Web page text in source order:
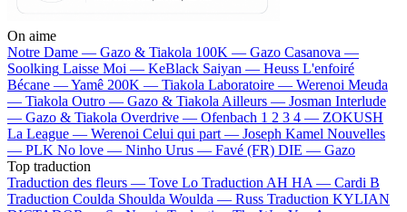
On aime
Notre Dame — Gazo & Tiakola 100K — Gazo Casanova —
Soolking Laisse Moi — KeBlack Saiyan — Heuss L'enfoiré
Bécane —Yamê 200K — Tiakola Laboratoire — Werenoi Meuda
— Tiakola Outro — Gazo & Tiakola Ailleurs — Josman Interlude
— Gazo & Tiakola Overdrive — Ofenbach 1 2 3 4 — ZOKUSH
La League — Werenoi Celui qui part — Joseph Kamel Nouvelles
— PLK No love — Ninho Urus — Favé (FR) DIE — Gazo
Top traduction
Traduction des fleurs — Tove Lo Traduction AH HA — Cardi B
Traduction Coulda Shoulda Woulda — Russ Traduction KYLIAN